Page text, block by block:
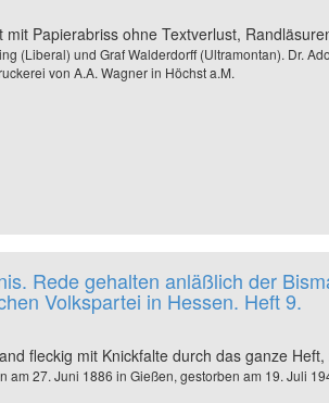
Papierabriss ohne Textverlust,
(Liberal) und Graf Walderdorff (Ultramontan). Dr.
von A.A. Wagner in Höchst a.M.
Rede gehalten anläßlich der
Volkspartei in Hessen. Heft 9.
fleckig mit Knickfalte durch das ganze
am 27. Juni 1886 in Gießen, gestorben am 19. Juli